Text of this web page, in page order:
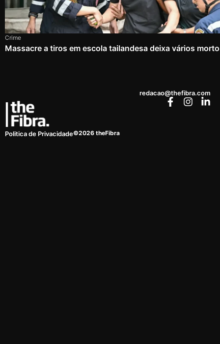
Crime
Massacre a tiros em escola tailandesa deixa vários
redacao@thefibra.com
Politica de Privacidade©2026 theFibra